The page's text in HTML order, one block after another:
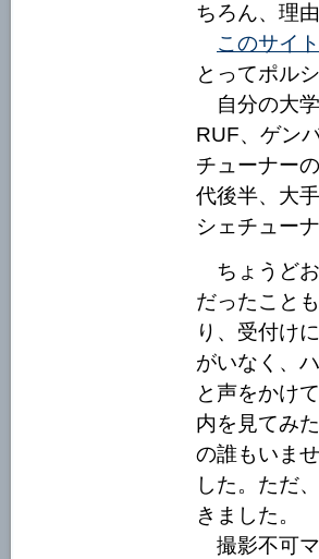
ちろん、理
このサイ
とってポル
自分の大
RUF、ゲン
チューナー
代後半、大
シェチュー
ちょうど
だったこと
り、受付け
がいなく、
と声をかけ
内を見てみ
の誰もいま
した。ただ
きました。
撮影不可マ